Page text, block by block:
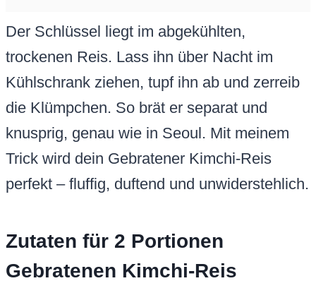
Der Schlüssel liegt im abgekühlten,
trockenen Reis. Lass ihn über Nacht im
Kühlschrank ziehen, tupf ihn ab und zerreib
die Klümpchen. So brät er separat und
knusprig, genau wie in Seoul. Mit meinem
Trick wird dein Gebratener Kimchi-Reis
perfekt – fluffig, duftend und unwiderstehlich.
Zutaten für 2 Portionen
Gebratenen Kimchi-Reis